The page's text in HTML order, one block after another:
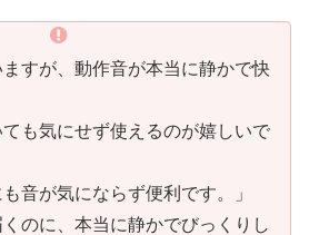
ますが、動作音が本当に静かで快
ても気にせず使えるのが嬉しいで
音が気にならず便利です。」
くのに、本当に静かでびっくりし